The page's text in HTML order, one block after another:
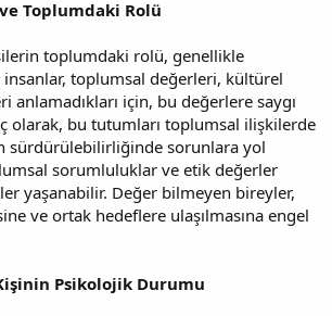
Toplumdaki Rolü
toplumdaki rolü, genellikle
toplumsal değerleri, kültürel
anlamadıkları için, bu değerlere saygı
olarak, bu tutumları toplumsal ilişkilerde
sürdürülebilirliğinde sorunlara yol
sorumluluklar ve etik değerler
yaşanabilir. Değer bilmeyen bireyler,
ve ortak hedeflere ulaşılmasına engel
Psikolojik Durumu